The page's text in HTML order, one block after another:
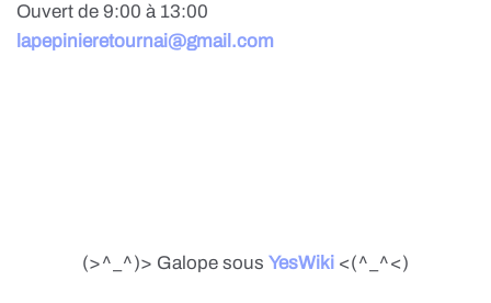
Ouvert de 9:00 à 13:00
lapepinieretournai@gmail.com
(>^_^)> Galope sous YesWiki <(^_^<)